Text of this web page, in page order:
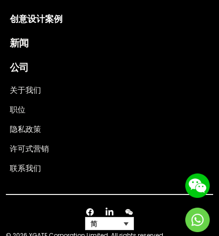
创意设计案例
新闻
公司
关于我们
职位
隐私政策
许可式营销
联系我们
简